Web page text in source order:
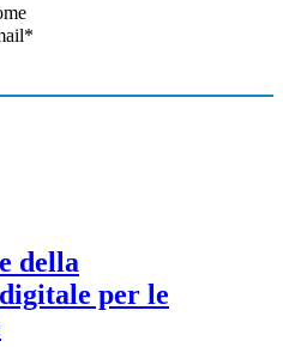
della
per le